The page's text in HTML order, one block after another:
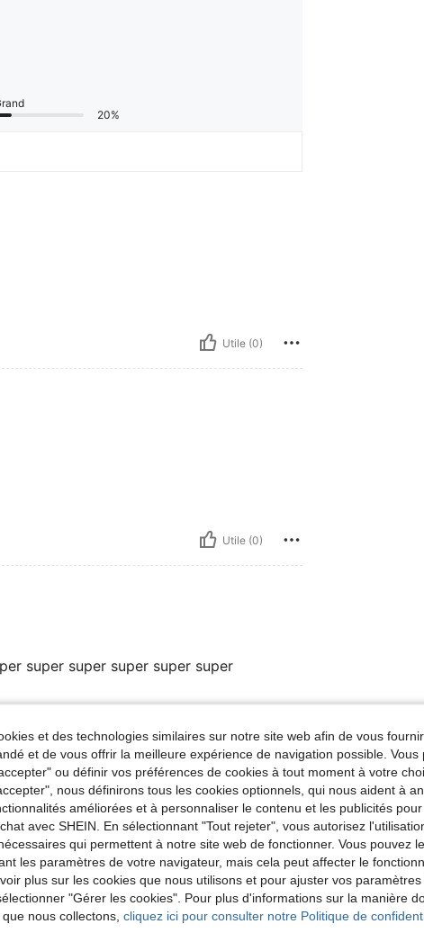
20%
Utile (0)
Utile (0)
super super super super super
Utile (1)
et des technologies similaires sur notre site web afin de vous
et de vous offrir la meilleure expérience de navigation possible. Vous
ou définir vos préférences de cookies à tout moment à votre
nous définirons tous les cookies optionnels, qui nous aident à
améliorées et à personnaliser le contenu et les publicités
avec SHEIN. En sélectionnant "Tout rejeter", vous autorisez
qui permettent à notre site web de fonctionner. Vous pouvez
les paramètres de votre navigateur, mais cela peut affecter le
plus sur les cookies que nous utilisons et pour ajuster vos
"Gérer les cookies". Pour plus d'informations sur la manière
nous collectons, cliquez ici pour consulter notre Politique de